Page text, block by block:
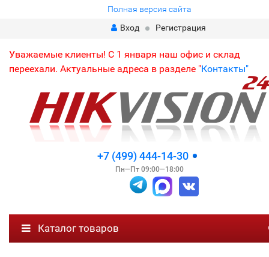
Полная версия сайта
Вход
Регистрация
Уважаемые клиенты! С 1 января наш офис и склад
переехали. Актуальные адреса в разделе "Контакты"
+7 (499) 444-14-30
Пн—Пт 09:00—18:00
Каталог товаров